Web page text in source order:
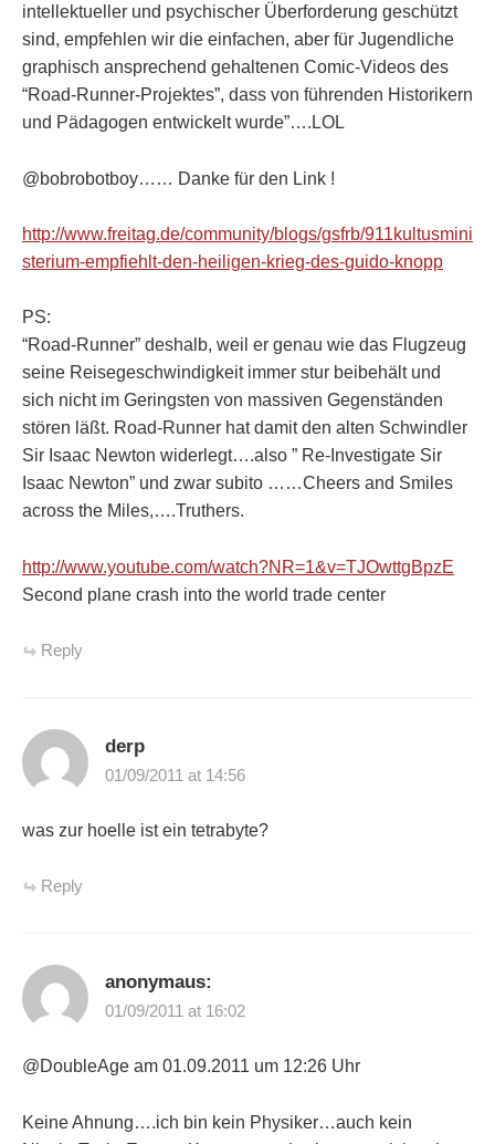
intellektueller und psychischer Überforderung geschützt
sind, empfehlen wir die einfachen, aber für Jugendliche
graphisch ansprechend gehaltenen Comic-Videos des
“Road-Runner-Projektes”, dass von führenden Historikern
und Pädagogen entwickelt wurde”….LOL
@bobrobotboy…… Danke für den Link !
http://www.freitag.de/community/blogs/gsfrb/911kultusmini
sterium-empfiehlt-den-heiligen-krieg-des-guido-knopp
PS:
“Road-Runner” deshalb, weil er genau wie das Flugzeug
seine Reisegeschwindigkeit immer stur beibehält und
sich nicht im Geringsten von massiven Gegenständen
stören läßt. Road-Runner hat damit den alten Schwindler
Sir Isaac Newton widerlegt….also ” Re-Investigate Sir
Isaac Newton” und zwar subito ……Cheers and Smiles
across the Miles,….Truthers.
http://www.youtube.com/watch?NR=1&v=TJOwttgBpzE
Second plane crash into the world trade center
Reply
derp
01/09/2011 at 14:56
was zur hoelle ist ein tetrabyte?
Reply
anonymaus:
01/09/2011 at 16:02
@DoubleAge am 01.09.2011 um 12:26 Uhr
Keine Ahnung….ich bin kein Physiker…auch kein